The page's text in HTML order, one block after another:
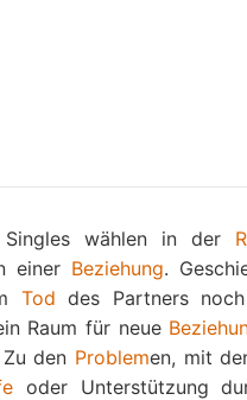
wählen in der
einer Beziehung.
Tod des Partners
Raum für neue
den Problemen, mit
oder Unterstützung